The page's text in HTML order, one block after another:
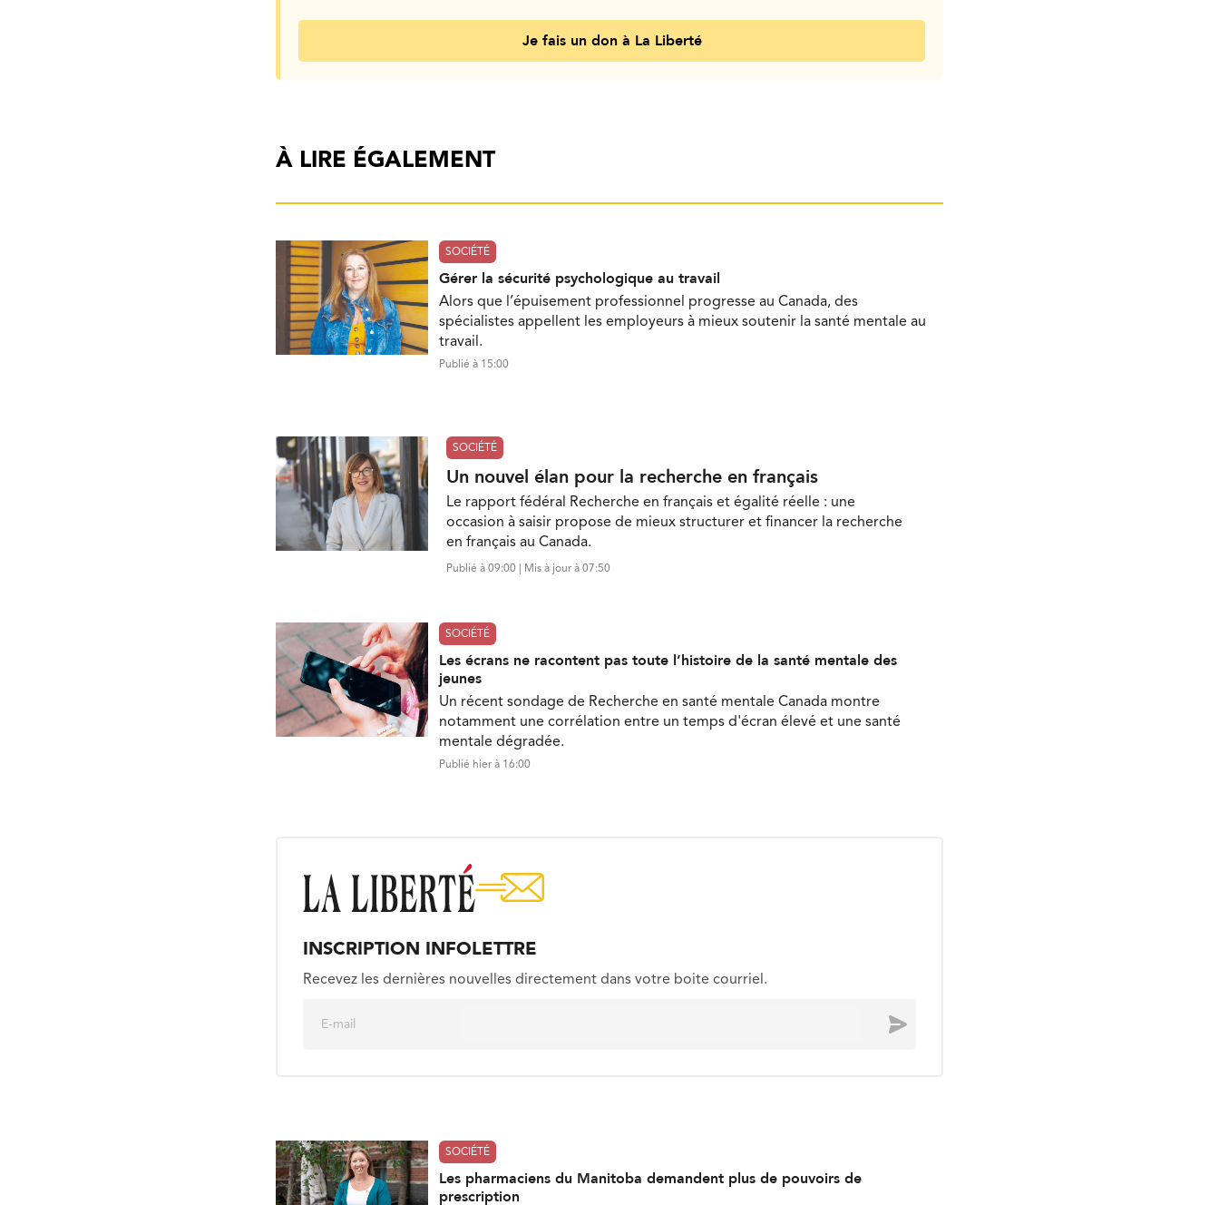
Je fais un don à La Liberté
À LIRE ÉGALEMENT
SOCIÉTÉ
Gérer la sécurité psychologique au travail
Alors que l’épuisement professionnel progresse au Canada, des
spécialistes appellent les employeurs à mieux soutenir la santé mentale au
travail.
Publié à 15:00
SOCIÉTÉ
Un nouvel élan pour la recherche en français
Le rapport fédéral Recherche en français et égalité réelle : une
occasion à saisir propose de mieux structurer et financer la recherche
en français au Canada.
Publié à 09:00 | Mis à jour à 07:50
SOCIÉTÉ
Les écrans ne racontent pas toute l’histoire de la santé mentale des
jeunes
Un récent sondage de Recherche en santé mentale Canada montre
notamment une corrélation entre un temps d'écran élevé et une santé
mentale dégradée.
Publié hier à 16:00
INSCRIPTION INFOLETTRE
Recevez les dernières nouvelles directement dans votre boite courriel.
Envoyer
SOCIÉTÉ
Les pharmaciens du Manitoba demandent plus de pouvoirs de
prescription